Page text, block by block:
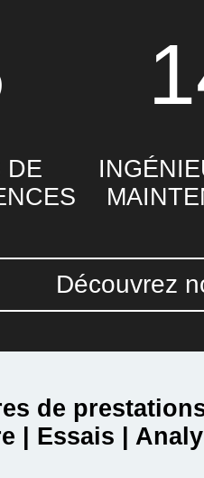
Découvrez
DE
de
| Essais |